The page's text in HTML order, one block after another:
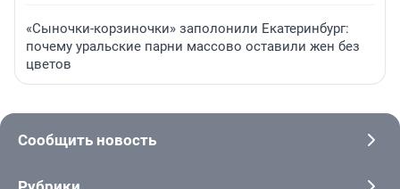
«Сыночки-корзиночки» заполонили Екатеринбург:
почему уральские парни массово оставили жен без
цветов
Сообщить новость